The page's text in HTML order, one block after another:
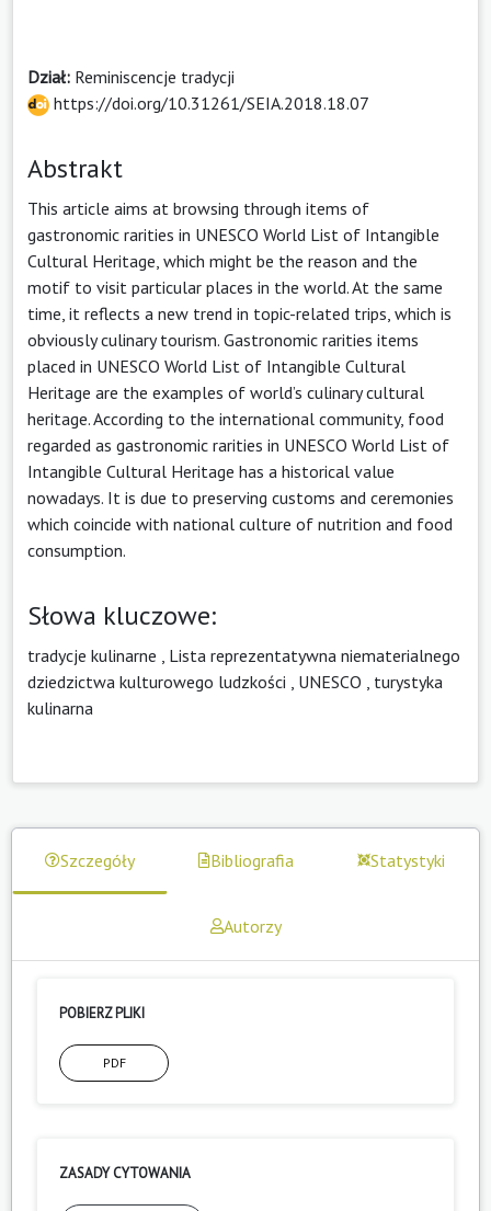
Dział: Reminiscencje tradycji
https://doi.org/10.31261/SEIA.2018.18.07
Abstrakt
This article aims at browsing through items of
gastronomic rarities in UNESCO World List of Intangible
Cultural Heritage, which might be the reason and the
motif to visit particular places in the world. At the same
time, it reflects a new trend in topic-related trips, which is
obviously culinary tourism. Gastronomic rarities items
placed in UNESCO World List of Intangible Cultural
Heritage are the examples of world’s culinary cultural
heritage. According to the international community, food
regarded as gastronomic rarities in UNESCO World List of
Intangible Cultural Heritage has a historical value
nowadays. It is due to preserving customs and ceremonies
which coincide with national culture of nutrition and food
consumption.
Słowa kluczowe:
tradycje kulinarne
Lista reprezentatywna niematerialnego
dziedzictwa kulturowego ludzkości
UNESCO
turystyka
kulinarna
Szczegóły Bibliografia Statystyki
Autorzy
POBIERZ PLIKI
PDF
ZASADY CYTOWANIA